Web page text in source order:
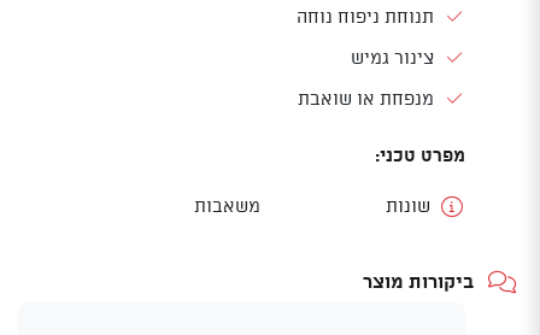
תנוחת ניפוח נוחה
צינור גמיש
מנפחת או שואבת
מפרט טכני:
שונות משאבות
ביקורות מוצר